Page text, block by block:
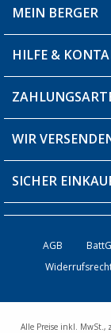
Filiale finden
MEIN BERGER
Blog
Produkttester
Über uns
HILFE &
Fragen &
Bestellstatus
Kontakt
WIR
SICHER
AGB BattG
Alle Preise inkl. MwSt.,